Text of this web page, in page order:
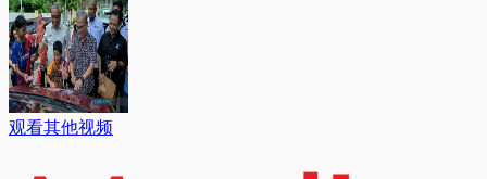
观看其他视频